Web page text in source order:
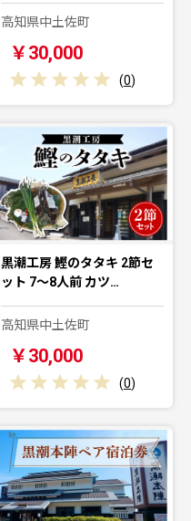
高知県中土佐町
￥30,000
(0)
黒潮工房 鰹のタタキ 2節セ
ット 7〜8人前 カツ…
高知県中土佐町
￥30,000
(0)